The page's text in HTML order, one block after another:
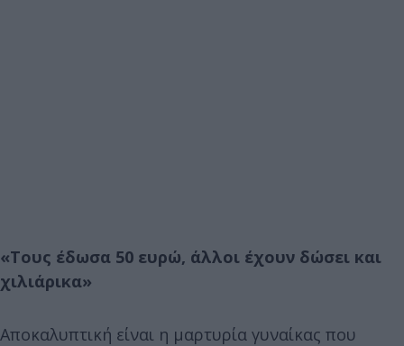
«Τους έδωσα 50 ευρώ, άλλοι έχουν δώσει και
χιλιάρικα»
Αποκαλυπτική είναι η μαρτυρία γυναίκας που